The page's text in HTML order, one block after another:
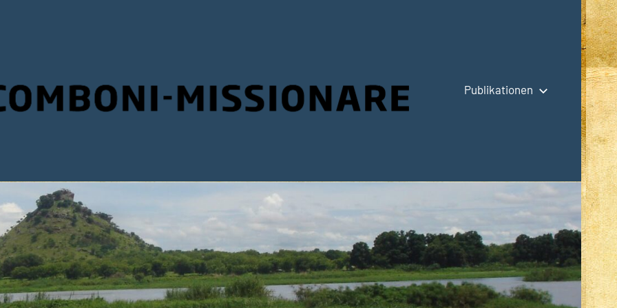
Publikationen